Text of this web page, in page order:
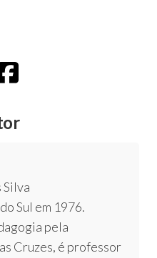
Silva
Sul em 1976.
pela
Cruzes, é professor